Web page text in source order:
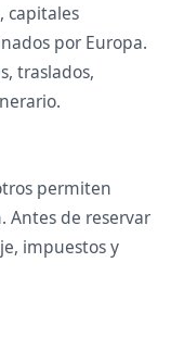
capitales
por Europa.
traslados,
permiten
Antes de reservar
impuestos y